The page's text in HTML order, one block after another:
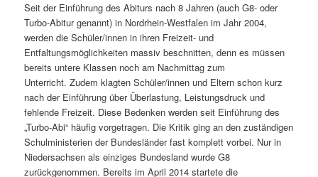
Seit der Einführung des Abiturs nach 8 Jahren (auch G8- oder
Turbo-Abitur genannt) in Nordrhein-Westfalen im Jahr 2004,
werden die Schüler/innen in ihren Freizeit- und
Entfaltungsmöglichkeiten massiv beschnitten, denn es müssen
bereits untere Klassen noch am Nachmittag zum
Unterricht. Zudem klagten Schüler/innen und Eltern schon kurz
nach der Einführung über Überlastung, Leistungsdruck und
fehlende Freizeit. Diese Bedenken werden seit Einführung des
„Turbo-Abi“ häufig vorgetragen. Die Kritik ging an den zuständigen
Schulministerien der Bundesländer fast komplett vorbei. Nur in
Niedersachsen als einziges Bundesland wurde G8
zurückgenommen. Bereits im April 2014 startete die